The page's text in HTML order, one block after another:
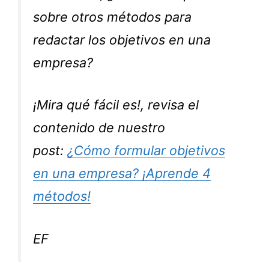
sobre otros métodos para
redactar los objetivos en una
empresa?
¡Mira qué fácil es!, revisa el
contenido de nuestro
post: ¿Cómo formular objetivos
en una empresa? ¡Aprende 4
métodos!
EF